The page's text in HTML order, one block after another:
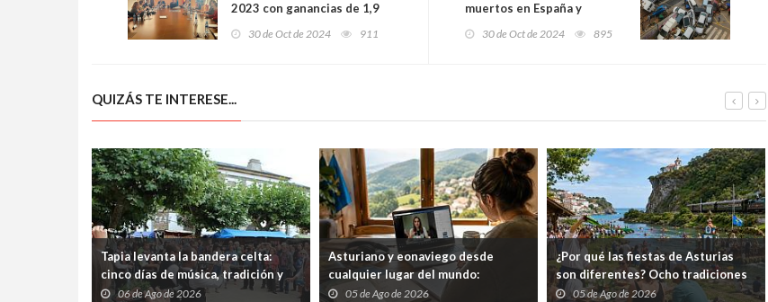
2023 con ganancias de 1,9
millones de euros y anuncia
30 de Oct de 2024 911
muertos en España y
decenas de desaparecidos
30 de Oct de 2024 895
QUIZÁS TE INTERESE...
Tapia levanta la bandera celta:
cinco días de música, tradición y
cultura atlántica frente al
06 de Ago de 2026
Asturiano y eonaviego desde
cualquier lugar del mundo:
abiertos tres cursos gratuitos por
05 de Ago de 2026
¿Por qué las fiestas de Asturias
son diferentes? Ocho tradiciones
que convierten agosto en una
05 de Ago de 2026